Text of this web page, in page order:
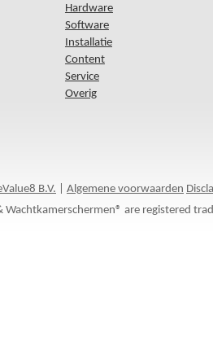
Hardware
Software
Installatie
Content
Service
Overig
B.V. Algemene voorwaarden
are registered